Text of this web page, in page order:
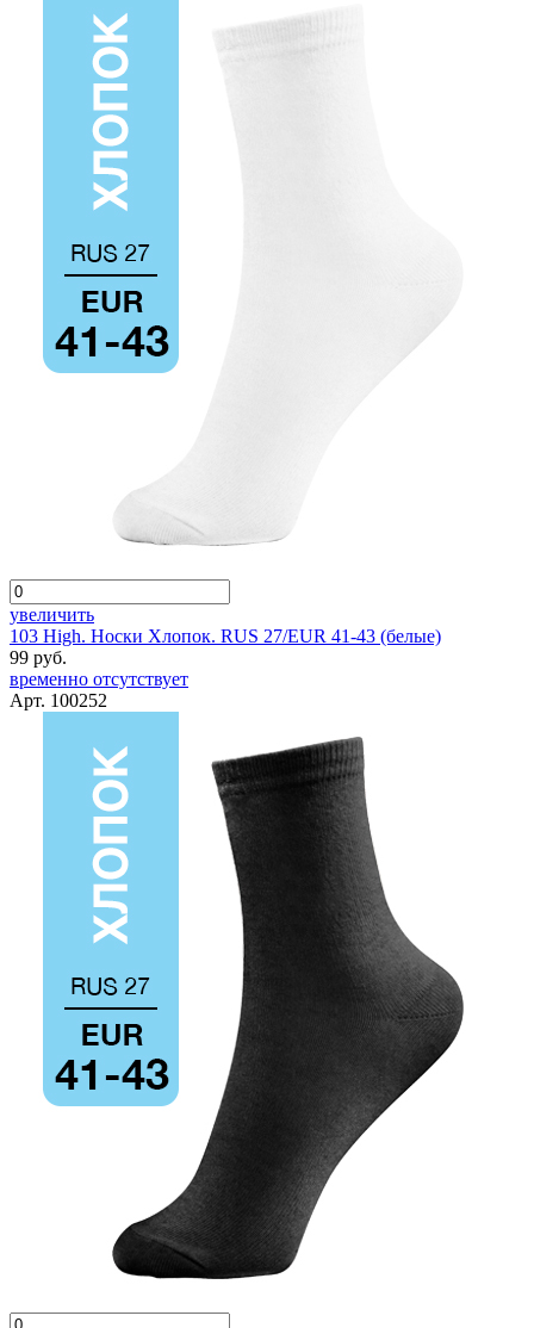
увеличить
103 High. Носки Хлопок. RUS 27/EUR 41-43 (белые)
99 руб.
временно отсутствует
Арт. 100252